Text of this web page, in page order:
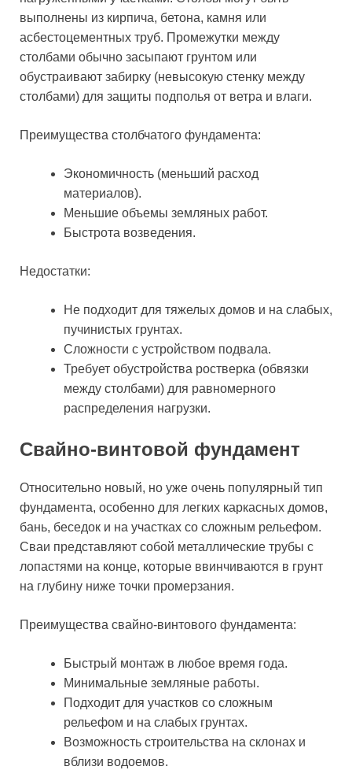
выполнены из кирпича, бетона, камня или
асбестоцементных труб. Промежутки между
столбами обычно засыпают грунтом или
обустраивают забирку (невысокую стенку между
столбами) для защиты подполья от ветра и влаги.
Преимущества столбчатого фундамента:
Экономичность (меньший расход
материалов).
Меньшие объемы земляных работ.
Быстрота возведения.
Недостатки:
Не подходит для тяжелых домов и на слабых,
пучинистых грунтах.
Сложности с устройством подвала.
Требует обустройства ростверка (обвязки
между столбами) для равномерного
распределения нагрузки.
Свайно-винтовой фундамент
Относительно новый, но уже очень популярный тип
фундамента, особенно для легких каркасных домов,
бань, беседок и на участках со сложным рельефом.
Сваи представляют собой металлические трубы с
лопастями на конце, которые ввинчиваются в грунт
на глубину ниже точки промерзания.
Преимущества свайно-винтового фундамента:
Быстрый монтаж в любое время года.
Минимальные земляные работы.
Подходит для участков со сложным
рельефом и на слабых грунтах.
Возможность строительства на склонах и
вблизи водоемов.